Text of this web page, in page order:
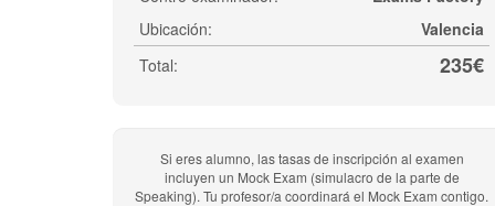
Ubicación:
Valencia
Total:
235€
Si eres alumno, las tasas de inscripción al examen
incluyen un Mock Exam (simulacro de la parte de
Speaking). Tu profesor/a coordinará el Mock Exam contigo.